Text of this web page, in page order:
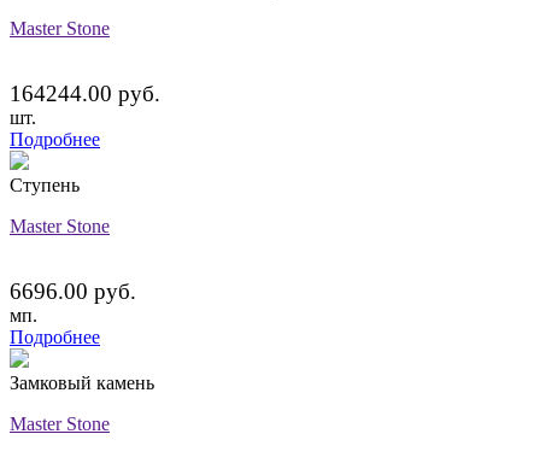
Master Stone
164244.00 руб.
шт.
Подробнее
Ступень
Master Stone
6696.00 руб.
мп.
Подробнее
Замковый камень
Master Stone